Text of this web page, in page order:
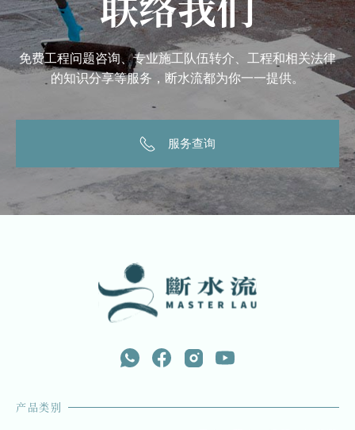
免费工程问题咨询、专业施工队伍转介、工程和相关法律
的知识分享等服务，断水流都为你一一提供。
服务查询
产品类别